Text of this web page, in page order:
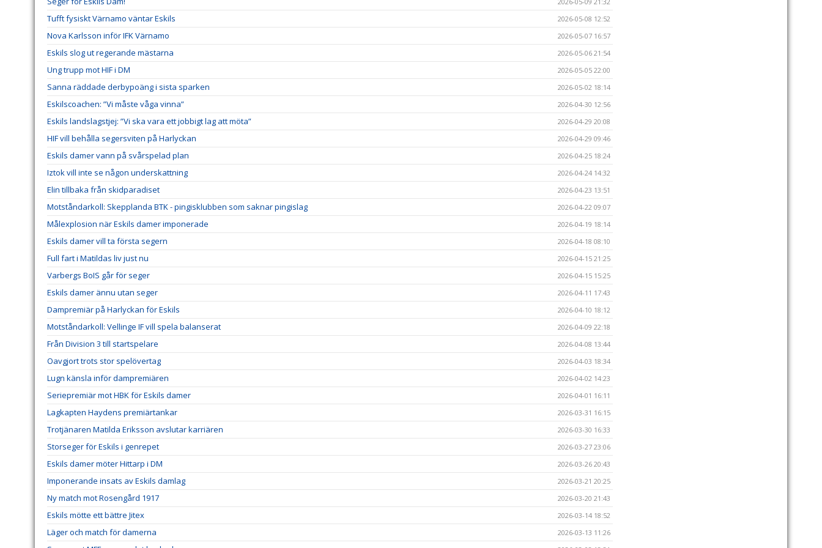
Tufft fysiskt Värnamo väntar Eskils 2026-05-08 12:52
Nova Karlsson inför IFK Värnamo 2026-05-07 16:57
Eskils slog ut regerande mästarna 2026-05-06 21:54
Ung trupp mot HIF i DM 2026-05-05 22:00
Sanna räddade derbypoäng i sista sparken 2026-05-02 18:14
Eskilscoachen: ”Vi måste våga vinna” 2026-04-30 12:56
Eskils landslagstjej: ”Vi ska vara ett jobbigt lag att möta” 2026-04-29 20:08
HIF vill behålla segersviten på Harlyckan 2026-04-29 09:46
Eskils damer vann på svårspelad plan 2026-04-25 18:24
Iztok vill inte se någon underskattning 2026-04-24 14:32
Elin tillbaka från skidparadiset 2026-04-23 13:51
Motståndarkoll: Skepplanda BTK - pingisklubben som saknar pingislag 2026-04-22 09:07
Målexplosion när Eskils damer imponerade 2026-04-19 18:14
Eskils damer vill ta första segern 2026-04-18 08:10
Full fart i Matildas liv just nu 2026-04-15 21:25
Varbergs BoIS går för seger 2026-04-15 15:25
Eskils damer ännu utan seger 2026-04-11 17:43
Dampremiär på Harlyckan för Eskils 2026-04-10 18:12
Motståndarkoll: Vellinge IF vill spela balanserat 2026-04-09 22:18
Från Division 3 till startspelare 2026-04-08 13:44
Oavgjort trots stor spelövertag 2026-04-03 18:34
Lugn känsla inför dampremiären 2026-04-02 14:23
Seriepremiär mot HBK för Eskils damer 2026-04-01 16:11
Lagkapten Haydens premiärtankar 2026-03-31 16:15
Trotjänaren Matilda Eriksson avslutar karriären 2026-03-30 16:33
Storseger för Eskils i genrepet 2026-03-27 23:06
Eskils damer möter Hittarp i DM 2026-03-26 20:43
Imponerande insats av Eskils damlag 2026-03-21 20:25
Ny match mot Rosengård 1917 2026-03-20 21:43
Eskils mötte ett bättre Jitex 2026-03-14 18:52
Läger och match för damerna 2026-03-13 11:26